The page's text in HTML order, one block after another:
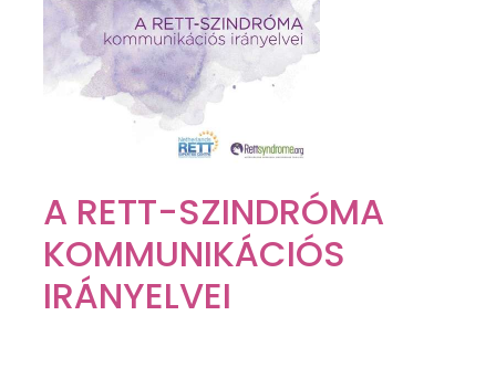
A RETT-SZINDRÓMA
KOMMUNIKÁCIÓS
IRÁNYELVEI